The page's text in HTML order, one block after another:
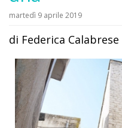
martedì 9 aprile 2019
di Federica Calabrese